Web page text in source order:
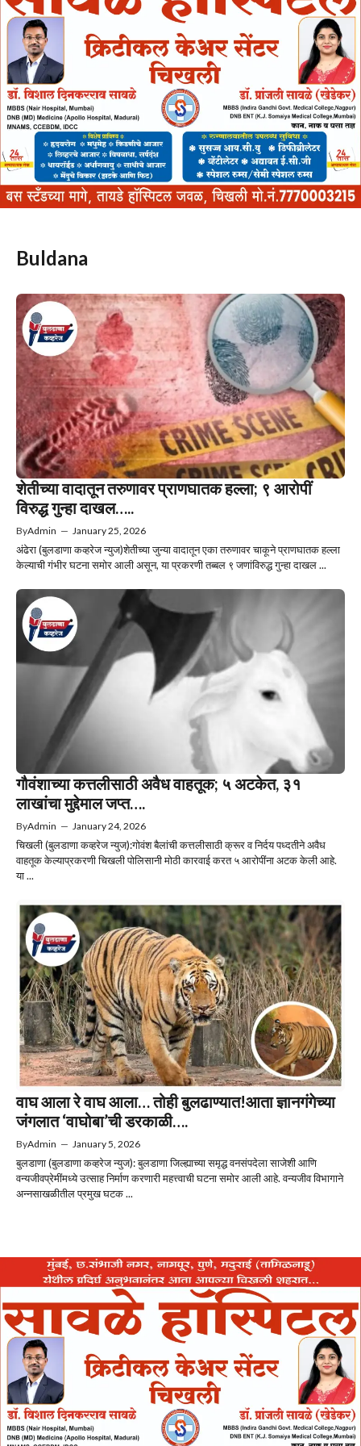
Buldana
शेतीच्या वादातून तरुणावर प्राणघातक हल्ला; ९ आरोपीं
विरुद्ध गुन्हा दाखल…..
ByAdmin — January 25, 2026
अंढेरा (बुलडाणा कव्हरेज न्युज)शेतीच्या जुन्या वादातून एका तरुणावर चाकूने प्राणघातक हल्ला
केल्याची गंभीर घटना समोर आली असून, या प्रकरणी तब्बल ९ जणांविरुद्ध गुन्हा दाखल ...
गौवंशाच्या कत्तलीसाठी अवैध वाहतूक; ५ अटकेत, ३१
लाखांचा मुद्देमाल जप्त….
ByAdmin — January 24, 2026
चिखली (बुलडाणा कव्हरेज न्युज):गोवंश बैलांची कत्तलीसाठी क्रूर व निर्दय पध्दतीने अवैध
वाहतूक केल्याप्रकरणी चिखली पोलिसानी मोठी कारवाई करत ५ आरोपींना अटक केली आहे.
या ...
वाघ आला रे वाघ आला… तोही बुलढाण्यात!आता ज्ञानगंगेच्या
जंगलात ‘वाघोबा’ची डरकाळी….
ByAdmin — January 5, 2026
बुलडाणा (बुलडाणा कव्हरेज न्युज): बुलडाणा जिल्ह्याच्या समृद्ध वनसंपदेला साजेशी आणि
वन्यजीवप्रेमींमध्ये उत्साह निर्माण करणारी महत्त्वाची घटना समोर आली आहे. वन्यजीव विभागाने
अन्नसाखळीतील प्रमुख घटक ...